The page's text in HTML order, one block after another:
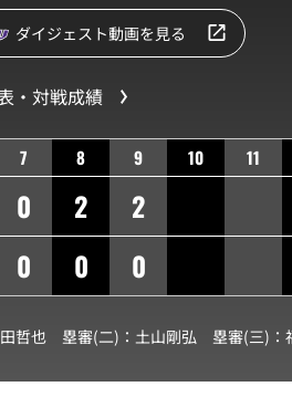
ダイジェスト動画を見る
・対戦成績
7 8 9 10 11
0 2
2
0 0 0
哲也 塁審(二)： 土山剛弘 塁審(三)：